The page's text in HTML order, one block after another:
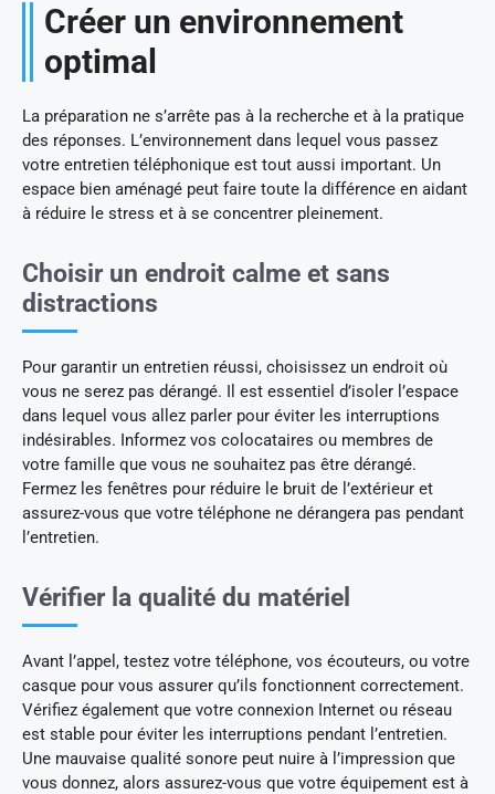
Créer un environnement
optimal
La préparation ne s’arrête pas à la recherche et à la pratique
des réponses. L’environnement dans lequel vous passez
votre entretien téléphonique est tout aussi important. Un
espace bien aménagé peut faire toute la différence en aidant
à réduire le stress et à se concentrer pleinement.
Choisir un endroit calme et sans
distractions
Pour garantir un entretien réussi, choisissez un endroit où
vous ne serez pas dérangé. Il est essentiel d’isoler l’espace
dans lequel vous allez parler pour éviter les interruptions
indésirables. Informez vos colocataires ou membres de
votre famille que vous ne souhaitez pas être dérangé.
Fermez les fenêtres pour réduire le bruit de l’extérieur et
assurez-vous que votre téléphone ne dérangera pas pendant
l’entretien.
Vérifier la qualité du matériel
Avant l’appel, testez votre téléphone, vos écouteurs, ou votre
casque pour vous assurer qu’ils fonctionnent correctement.
Vérifiez également que votre connexion Internet ou réseau
est stable pour éviter les interruptions pendant l’entretien.
Une mauvaise qualité sonore peut nuire à l’impression que
vous donnez, alors assurez-vous que votre équipement est à